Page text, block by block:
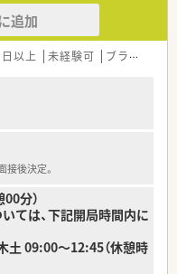
追加
以上 未経験可 ブランク可
接後決定。
分）
ては、下記開局時間内に
土 09:00～12:45（休憩時